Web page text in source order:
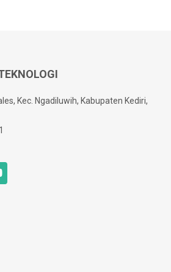
Kec. Ngadiluwih, Kabupaten Kediri,